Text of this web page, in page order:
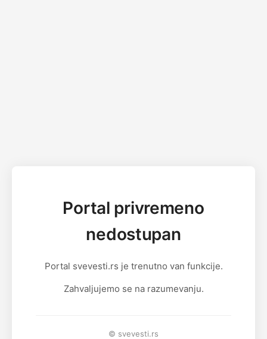
Portal privremeno
nedostupan
Portal svevesti.rs je trenutno van funkcije.
Zahvaljujemo se na razumevanju.
© svevesti.rs